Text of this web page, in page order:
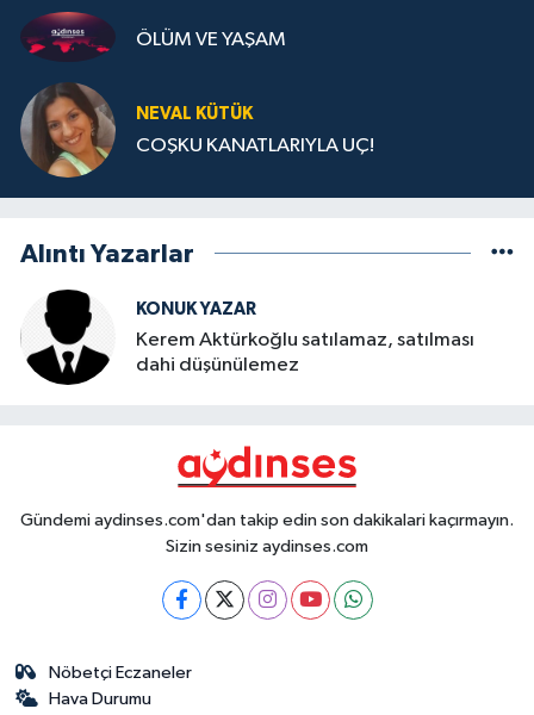
ÖLÜM VE YAŞAM
NEVAL KÜTÜK
COŞKU KANATLARIYLA UÇ!
Alıntı Yazarlar
KONUK YAZAR
Kerem Aktürkoğlu satılamaz, satılması
dahi düşünülemez
Gündemi aydinses.com'dan takip edin son dakikalari kaçırmayın.
Sizin sesiniz aydinses.com
Nöbetçi Eczaneler
Hava Durumu